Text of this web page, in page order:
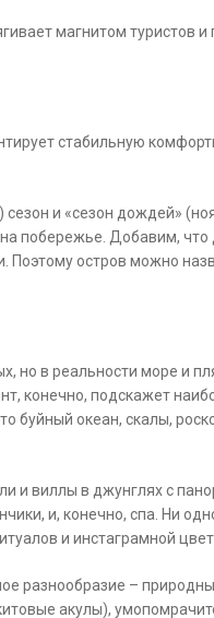
магнитом туристов и
стабильную
и «сезон дождей»
побережье. Добавим,
Поэтому остров можно
но в реальности море и
конечно, подскажет
буйный океан, скалы,
и виллы в джунглях с
и, конечно, спа. Ни
и инстаграмной
разнообразие –
акулы),